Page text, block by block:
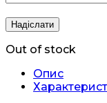
Out of stock
Опис